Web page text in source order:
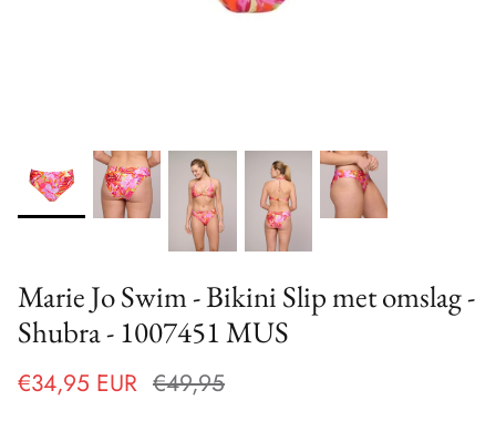
Marie Jo Swim - Bikini Slip met omslag -
Shubra - 1007451 MUS
€34,95 EUR €49,95